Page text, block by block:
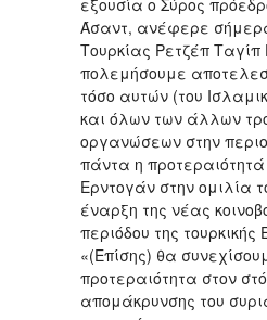
εξουσία ο Σύρος
Άσαντ, ανέφερε
Τουρκίας Ρετζέπ
πολεμήσουμε
τόσο αυτών (του
και όλων των άλλων
οργανώσεων στην
πάντα η
Ερντογάν στην ομιλία
έναρξη της νέας
περιόδου της
«(Επίσης) θα
προτεραιότητα στον
απομάκρυνσης του